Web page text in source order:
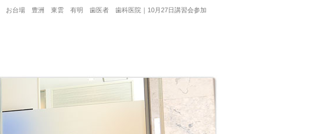
お台場 豊洲 東雲 有明 歯医者 歯科医院｜10月27日講習会参加